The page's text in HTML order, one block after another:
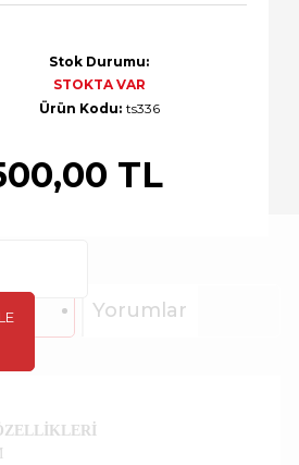
TL
Stok Durumu:
STOKTA VAR
Ürün Kodu: ts336
Yorumlar